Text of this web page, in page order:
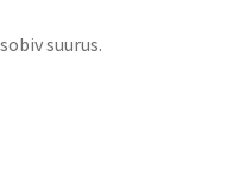
suurus.